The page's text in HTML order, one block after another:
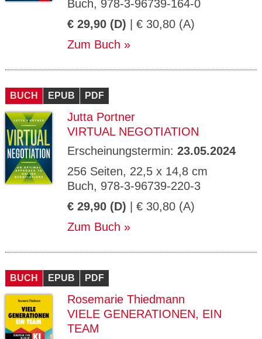
Buch, 978-3-96739-164-0
€ 29,90 (D) | € 30,80 (A)
Zum Buch
BUCH EPUB PDF
Jutta Portner
VIRTUAL NEGOTIATION
Erscheinungstermin: 23.05.2024
256 Seiten, 22,5 x 14,8 cm
Buch, 978-3-96739-220-3
€ 29,90 (D) | € 30,80 (A)
Zum Buch
BUCH EPUB PDF
Rosemarie Thiedmann
VIELE GENERATIONEN, EIN
TEAM